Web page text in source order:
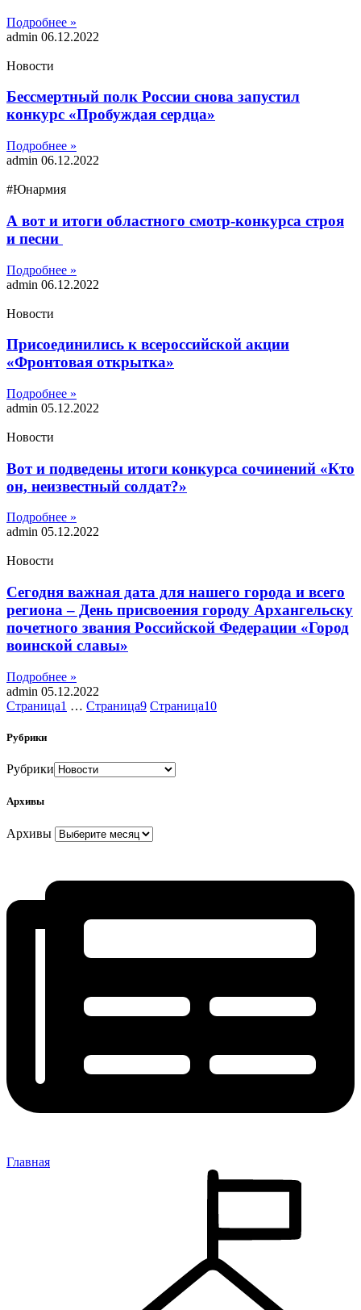
Подробнее »
admin 06.12.2022
Новости
Бессмертный полк России снова запустил
конкурс «Пробуждая сердца»
Подробнее »
admin 06.12.2022
#Юнармия
А вот и итоги областного смотр-конкурса строя
и песни
Подробнее »
admin 06.12.2022
Новости
Присоединились к всероссийской акции
«Фронтовая открытка»
Подробнее »
admin 05.12.2022
Новости
Вот и подведены итоги конкурса сочинений «Кто
он, неизвестный солдат?»
Подробнее »
admin 05.12.2022
Новости
Сегодня важная дата для нашего города и всего
региона – День присвоения городу Архангельску
почетного звания Российской Федерации «Город
воинской славы»
Подробнее »
admin 05.12.2022
Страница1 … Страница9 Страница10
Рубрики
Рубрики
Архивы
Архивы
Главная